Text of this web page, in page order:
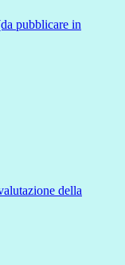
pubblicare in
della